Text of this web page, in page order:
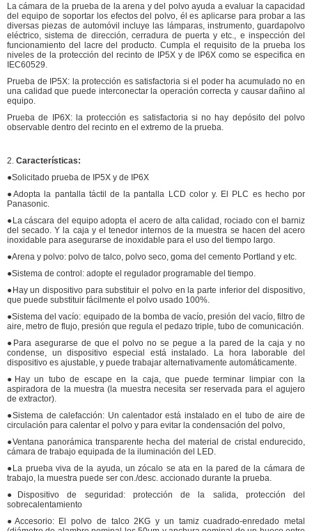
La cámara de la prueba de la arena y del polvo ayuda a evaluar la capacidad
del equipo de soportar los efectos del polvo, él es aplicarse para probar a las
diversas piezas de automóvil incluye las lámparas, instrumento, guardapolvo
eléctrico, sistema de dirección, cerradura de puerta y etc., e inspección del
funcionamiento del lacre del producto. Cumpla el requisito de la prueba los
niveles de la protección del recinto de IP5X y de IP6X como se especifica en
IEC60529.
Prueba de IP5X: la protección es satisfactoria si el poder ha acumulado no en
una calidad que puede interconectar la operación correcta y causar dañino al
equipo.
Prueba de IP6X: la protección es satisfactoria si no hay depósito del polvo
observable dentro del recinto en el extremo de la prueba.
2. Características:
●Solicitado prueba de IP5X y de IP6X
●Adopta la pantalla táctil de la pantalla LCD color y. El PLC es hecho por
Panasonic.
●La cáscara del equipo adopta el acero de alta calidad, rociado con el barniz
del secado. Y la caja y el tenedor internos de la muestra se hacen del acero
inoxidable para asegurarse de inoxidable para el uso del tiempo largo.
●Arena y polvo: polvo de talco, polvo seco, goma del cemento Portland y etc.
●Sistema de control: adopte el regulador programable del tiempo.
●Hay un dispositivo para substituir el polvo en la parte inferior del dispositivo,
que puede substituir fácilmente el polvo usado 100%.
●Sistema del vacío: equipado de la bomba de vacío, presión del vacío, filtro de
aire, metro de flujo, presión que regula el pedazo triple, tubo de comunicación.
●Para asegurarse de que el polvo no se pegue a la pared de la caja y no
condense, un dispositivo especial está instalado. La hora laborable del
dispositivo es ajustable, y puede trabajar alternativamente automáticamente.
●Hay un tubo de escape en la caja, que puede terminar limpiar con la
aspiradora de la muestra (la muestra necesita ser reservada para el agujero
de extractor).
●Sistema de calefacción: Un calentador está instalado en el tubo de aire de
circulación para calentar el polvo y para evitar la condensación del polvo,
●Ventana panorámica transparente hecha del material de cristal endurecido,
cámara de trabajo equipada de la iluminación del LED.
●La prueba viva de la ayuda, un zócalo se ata en la pared de la cámara de
trabajo, la muestra puede ser con./desc. accionado durante la prueba.
●Dispositivo de seguridad: protección de la salida, protección del
sobrecalentamiento
●Accesorio: El polvo de talco 2KG y un tamiz cuadrado-enredado metal